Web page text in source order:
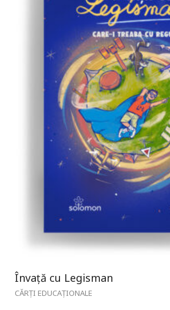
Învață cu Legisman
CĂRȚI EDUCAȚIONALE